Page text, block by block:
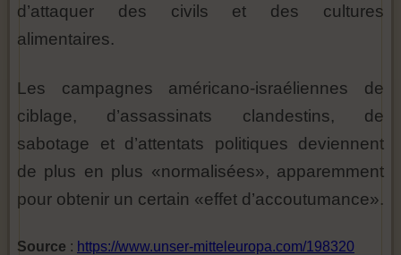
d’attaquer des civils et des cultures
alimentaires.
Les campagnes américano-israéliennes de
ciblage, d’assassinats clandestins, de
sabotage et d’attentats politiques deviennent
de plus en plus «normalisées», apparemment
pour obtenir un certain «effet d’accoutumance».
Source : https://www.unser-mitteleuropa.com/198320